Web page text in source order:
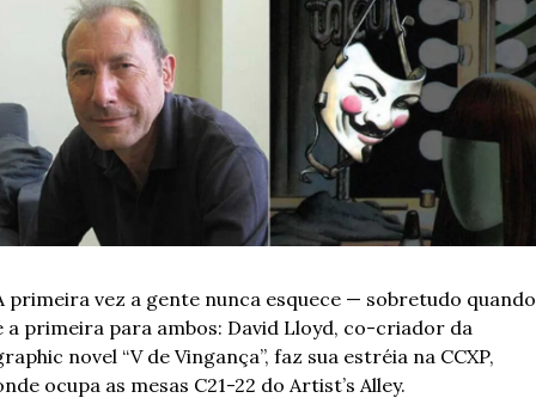
primeira vez a gente nunca esquece — sobretudo quando
a primeira para ambos: David Lloyd, co-criador da
novel “V de Vingança”, faz sua estréia na CCXP,
ocupa as mesas C21-22 do Artist’s Alley.